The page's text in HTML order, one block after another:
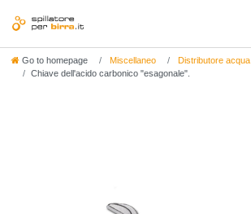
Go to homepage Miscellaneo
Distributore acqua
Chiave dell'acido carbonico "esagonale".